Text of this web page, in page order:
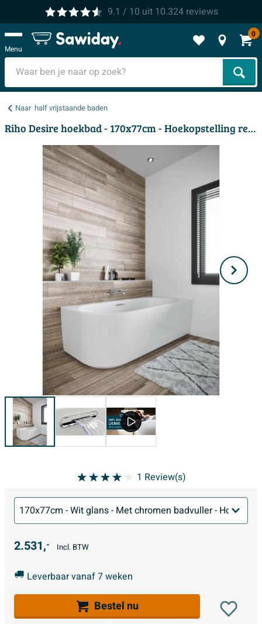
9.1 / 10 uit 10.324reviews
Menu
0
Naar half vrijstaande baden
Riho Desire hoekbad - 170x77cm - Hoekopstelling rechts - met chromen badvuller - acryl wit hoogglans
1 Review(s)
2.531,- Incl. BTW
Leverbaar vanaf 7 weken
Bestel nu